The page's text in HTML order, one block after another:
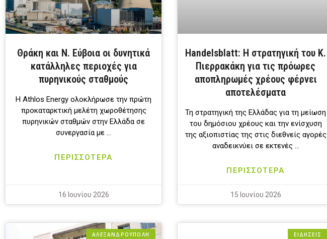
Θράκη και Ν. Εύβοια οι δυνητικά
κατάλληλες περιοχές για
πυρηνικούς σταθμούς
Η Athlos Energy ολοκλήρωσε την πρώτη
προκαταρκτική μελέτη χωροθέτησης
πυρηνικών σταθμών στην Ελλάδα σε
συνεργασία με …
ΠΕΡΙΣΣΟΤΕΡΑ
16 Ιουνίου 2026
Handelsblatt: Η στρατηγική του Κ.
Πιερρακάκη για τις πρόωρες
αποπληρωμές χρέους φέρνει
αποτελέσματα
Τη στρατηγική της Ελλάδας για τη μείωση
του δημόσιου χρέους και την ενίσχυση
της αξιοπιστίας της στις διεθνείς αγορές
αναδεικνύει σε εκτενές …
ΠΕΡΙΣΣΟΤΕΡΑ
15 Ιουνίου 2026
ΑΛΕΞΑΝΔΡΟΎΠΟΛΗ ΕΙΔΗΣΕΙΣ